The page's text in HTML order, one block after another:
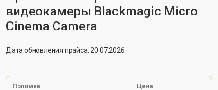
видеокамеры Blackmagic Micro
Cinema Camera
Дата обновления прайса: 20.07.2026
Поломка Цена